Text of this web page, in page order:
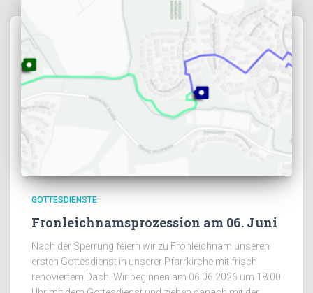
GOTTESDIENSTE
Fronleichnamsprozession am 06. Juni
Nach der Sperrung feiern wir zu Fronleichnam unseren
ersten Gottesdienst in unserer Pfarrkirche mit frisch
renoviertem Dach. Wir beginnen am 06.06.2026 um 18:00